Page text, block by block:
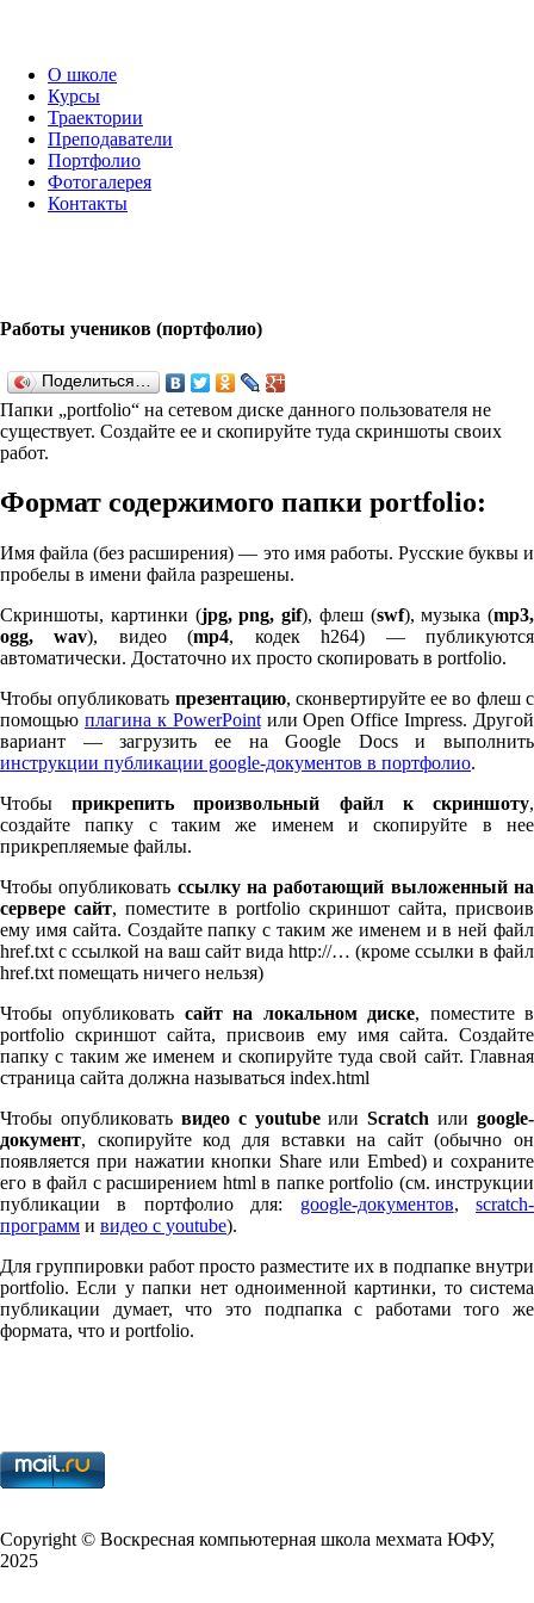
О школе
Курсы
Траектории
Преподаватели
Портфолио
Фотогалерея
Контакты
Работы учеников (портфолио)
Поделиться…
Папки „port­fo­lio“ на сетевом диске данного пользователя не
существует. Создайте ее и скопируйте туда скриншоты своих
работ.
Формат содержимого папки port­fo­lio:
Имя файла (без расширения) — это имя работы. Русские буквы и
пробелы в имени файла разрешены.
Скриншоты, картинки (jpg, png, gif), флеш (swf), музыка (mp3,
ogg, wav), видео (mp4, кодек h264) — публикуются
автоматически. Достаточно их просто скопировать в port­fo­lio.
Чтобы опубликовать презентацию, сконвертируйте ее во флеш с
помощью плагина к Pow­er­Pointили Open Office Impress. Другой
вариант — загрузить ее на Google Docs и выполнить
инструкции публикации google-документов в портфолио.
Чтобыприкрепить произвольный файл к скриншоту,
создайте папку с таким же именем и скопируйте в нее
прикрепляемые файлы.
Чтобы опубликовать ссылку на работающий выложенный на
сервере сайт, поместите в port­fo­lio скриншот сайта, присвоив
ему имя сайта. Создайте папку с таким же именем и в ней файл
href.txt с ссылкой на ваш сайт вида http://… (кроме ссылки в файл
href.txt помещать ничего нельзя)
Чтобы опубликовать сайт на локальном диске, поместите в
port­fo­lio скриншот сайта, присвоив ему имя сайта. Создайте
папку с таким же именем и скопируйте туда свой сайт. Главная
страница сайта должна называться index.html
Чтобы опубликовать видео с youtubeилиScratch или google-
документ, скопируйте код для вставки на сайт (обычно он
появляется при нажатии кнопки Share или Embed) и сохраните
его в файл с расширением html в папке port­fo­lio (см. инструкции
публикации в портфолио для: google-документов,scratch-
программ и видео с youtube).
Для группировки работ просто разместите их в подпапке внутри
port­fo­lio. Если у папки нет одноименной картинки, то система
публикации думает, что это подпапка с работами того же
формата, что и port­fo­lio.
Copy­right © Воскресная компьютерная школа мехмата ЮФУ,
2025